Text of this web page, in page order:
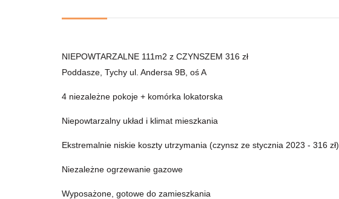
NIEPOWTARZALNE 111m2 z CZYNSZEM 316 zł
Poddasze, Tychy ul. Andersa 9B, oś A
4 niezależne pokoje + komórka lokatorska
Niepowtarzalny układ i klimat mieszkania
Ekstremalnie niskie koszty utrzymania (czynsz ze stycznia 2023 - 316 zł)
Niezależne ogrzewanie gazowe
Wyposażone, gotowe do zamieszkania